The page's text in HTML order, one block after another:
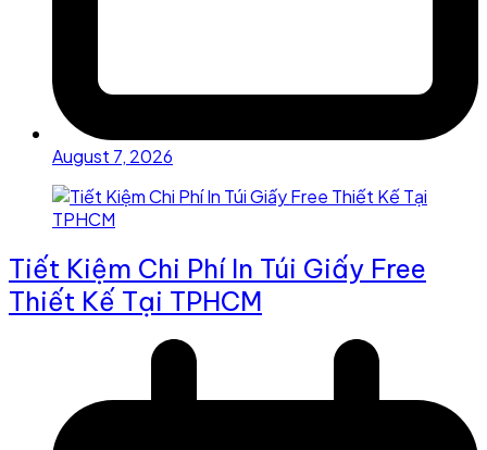
August 7, 2026
Tiết Kiệm Chi Phí In Túi Giấy Free
Thiết Kế Tại TPHCM